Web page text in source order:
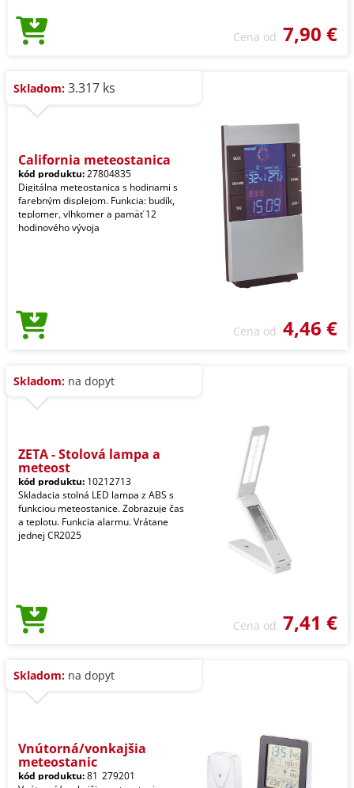
Cena od 7,90 €
Skladom: 3.317 ks
California meteostanica
kód produktu:27804835
Digitálna meteostanica s hodinami s
farebným displejom. Funkcia: budík,
teplomer, vlhkomer a pamäť 12
hodinového vývoja
Cena od 4,46 €
Skladom: na dopyt
ZETA - Stolová lampa a
meteost
kód produktu: 10212713
Skladacia stolná LED lampa z ABS s
funkciou meteostanice. Zobrazuje čas
a teplotu. Funkcia alarmu. Vrátane
jednej CR2025
Cena od 7,41 €
Skladom: na dopyt
Vnútorná/vonkajšia
meteostanic
kód produktu:81_279201